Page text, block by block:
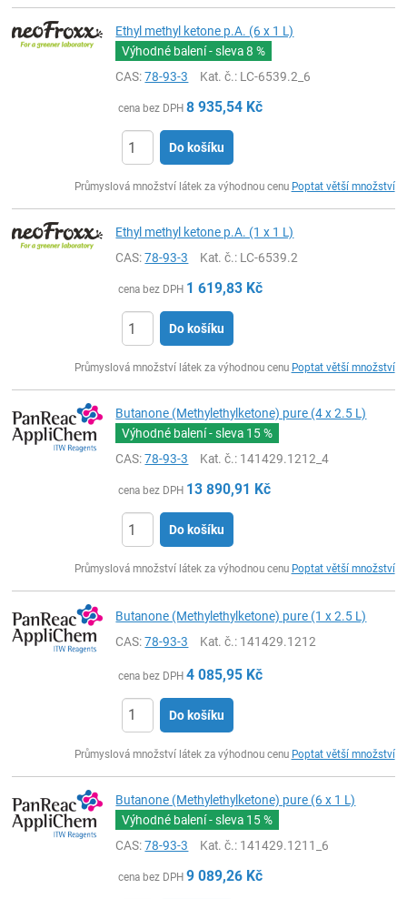
Ethyl methyl ketone p.A. (6 x 1 L)
Výhodné balení - sleva8 %
CAS:78-93-3 Kat. č.: LC-6539.2_6
cena bez DPH 8 935,54 Kč
Do košíku
Průmyslová množství látek za výhodnou cenu Poptat větší množství
Ethyl methyl ketone p.A. (1 x 1 L)
CAS:78-93-3 Kat. č.: LC-6539.2
cena bez DPH 1 619,83 Kč
Do košíku
Průmyslová množství látek za výhodnou cenu Poptat větší množství
Butanone (Methylethylketone) pure (4 x 2.5 L)
Výhodné balení - sleva 15 %
CAS:78-93-3 Kat. č.: 141429.1212_4
cena bez DPH 13 890,91 Kč
Do košíku
Průmyslová množství látek za výhodnou cenu Poptat větší množství
Butanone (Methylethylketone) pure (1 x 2.5 L)
CAS:78-93-3 Kat. č.: 141429.1212
cena bez DPH 4 085,95 Kč
Do košíku
Průmyslová množství látek za výhodnou cenu Poptat větší množství
Butanone (Methylethylketone) pure (6 x 1 L)
Výhodné balení - sleva 15 %
CAS:78-93-3 Kat. č.: 141429.1211_6
cena bez DPH 9 089,26 Kč